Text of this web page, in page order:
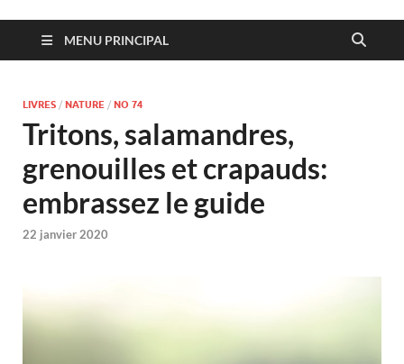
MENU PRINCIPAL
LIVRES / NATURE / NO 74
Tritons, salamandres,
grenouilles et crapauds:
embrassez le guide
22 janvier 2020